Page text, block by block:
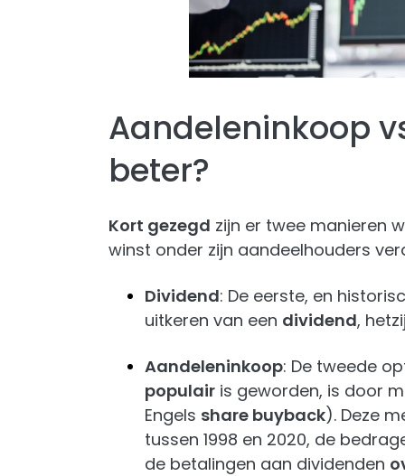
Aandeleninkoop
beter?
Kort gezegd zijn er twee manieren
winst onder zijn aandeelhouders
Dividend: De eerste, en
uitkeren van een dividend,
Aandeleninkoop: De tweede
populair is geworden, is door
Engels share buyback). Deze
tussen 1998 en 2020, de
de betalingen aan dividenden